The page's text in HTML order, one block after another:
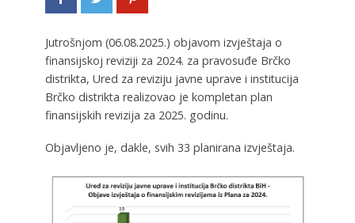
Jutrošnjom (06.08.2025.) objavom izvještaja o
finansijskoj reviziji za 2024. za pravosuđe Brčko
distrikta, Ured za reviziju javne uprave i institucija
Brčko distrikta realizovao je kompletan plan
finansijskih revizija za 2025. godinu.
Objavljeno je, dakle, svih 33 planirana izvještaja.